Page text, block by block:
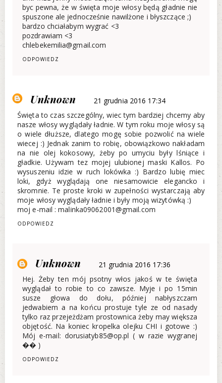
byc pewna, że w święta moje włosy będą gładnie nie
spuszone ale jednocześnie nawilżone i błyszczące ;)
bardzo chciałabym wygrać <3
pozdrawiam <3
chlebekemilia@gmail.com
ODPOWIEDZ
Unknown
21 grudnia 2016 17:34
Święta to czas szczególny, wiec tym bardziej chcemy aby
nasze włosy wyglądały ładnie. W tym roku moje włosy są
o wiele dłuższe, dlatego mogę sobie pozwolić na wiele
wiecej :) Jednak zanim to robię, obowiązkowo nakładam
na nie olej kokosowy, żeby po umyciu były lśniące i
gładkie. Używam tez mojej ulubionej maski Kallos. Po
wysuszeniu idzie w ruch lokówka :) Bardzo lubię miec
loki, gdyż wyglądają one niesamowicie elegancko i
skromnie. Te proste kroki w zupełności wystarczają aby
moje włosy wyglądały ładnie i były moją wizytówką :)
moj e-mail : malinka09062001@gmail.com
ODPOWIEDZ
Unknown
21 grudnia 2016 17:36
Hej. Żeby ten mój psotny włos jakoś w te święta
wyglądał to robie to co zawsze. Myje i po 15min
susze głowa do dołu, później nabłyszczam
jedwabiem a na końcu prostuje tyle ze od nasady
tylko raz przejeżdżam prostownica żeby may większa
objętość. Na koniec kropelka olejku CHI i gotowe :)
Mój e-mail: dorusiatyb85@op.pl ( w razie wygranej
�� )
ODPOWIEDZ